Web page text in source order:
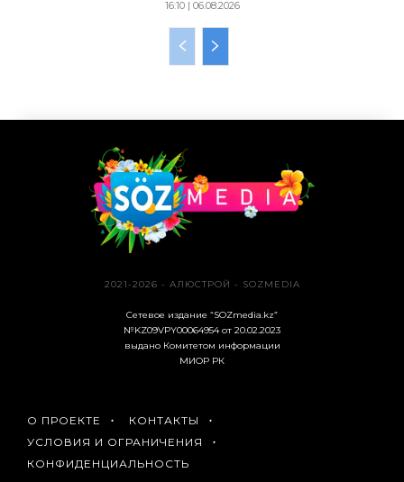
16:10 | 06.08.2026
2021-2026 - АЛЮСТРОЙ - SOZMEDIA
Сетевое издание “SOZmedia.kz”
№KZ09VPY00064954 от 20.02.2023
выдано Комитетом информации
МИОР РК
О ПРОЕКТЕ
КОНТАКТЫ
УСЛОВИЯ И ОГРАНИЧЕНИЯ
КОНФИДЕНЦИАЛЬНОСТЬ